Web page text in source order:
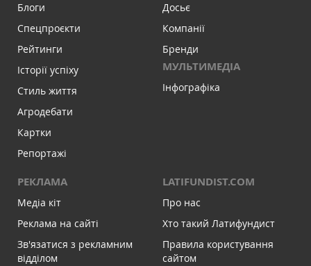
Блоги
Спецпроєкти
Рейтинги
Історії успіху
Стиль життя
Агродебати
Картки
Репортажі
Досьє
Компанії
Бренди
МУЛЬТИМЕДІА
Інфографіка
РЕКЛАМА
Медіа кіт
Реклама на сайті
Зв'язатися з рекламним
відділом
LATIFUNDIST.COM
Про нас
Хто такий Латифундист
Правила користування
сайтом